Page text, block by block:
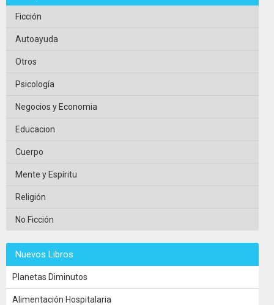
Ficción
Autoayuda
Otros
Psicología
Negocios y Economia
Educacion
Cuerpo
Mente y Espíritu
Religión
No Ficción
Nuevos Libros
Planetas Diminutos
Alimentación Hospitalaria